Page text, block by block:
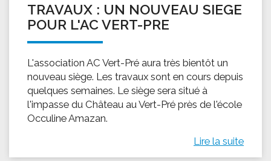
TRAVAUX : UN NOUVEAU SIEGE
POUR L'AC VERT-PRE
L'association AC Vert-Pré aura très bientôt un
nouveau siège. Les travaux sont en cours depuis
quelques semaines. Le siège sera situé à
l'impasse du Château au Vert-Pré près de l'école
Occuline Amazan.
Lire la suite